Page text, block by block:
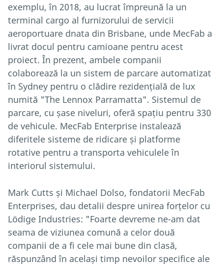
exemplu, în 2018, au lucrat împreună la un
terminal cargo al furnizorului de servicii
aeroportuare dnata din Brisbane, unde MecFab a
livrat docul pentru camioane pentru acest
proiect. În prezent, ambele companii
colaborează la un sistem de parcare automatizat
în Sydney pentru o clădire rezidențială de lux
numită "The Lennox Parramatta". Sistemul de
parcare, cu șase niveluri, oferă spațiu pentru 330
de vehicule. MecFab Enterprise instalează
diferitele sisteme de ridicare și platforme
rotative pentru a transporta vehiculele în
interiorul sistemului.
Mark Cutts și Michael Dolso, fondatorii MecFab
Enterprises, dau detalii despre unirea forțelor cu
Lödige Industries: "Foarte devreme ne-am dat
seama de viziunea comună a celor două
companii de a fi cele mai bune din clasă,
răspunzând în același timp nevoilor specifice ale